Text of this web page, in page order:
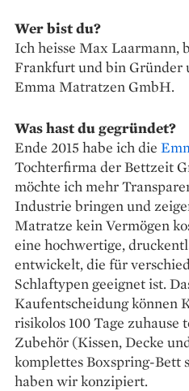
Wer bist du?
Ich heisse Max Laarmann,
Frankfurt und bin Gründer
Emma Matratzen GmbH.
Was hast du gegründet?
Ende 2015 habe ich die
Tochterfirma der Bettzeit
möchte ich mehr
Industrie bringen und
Matratze kein Vermögen
eine hochwertige,
entwickelt, die für
Schlaftypen geeignet ist.
Kaufentscheidung können
risikolos 100 Tage zuhause
Zubehör (Kissen, Decke
komplettes Boxspring-Bett
haben wir konzipiert.